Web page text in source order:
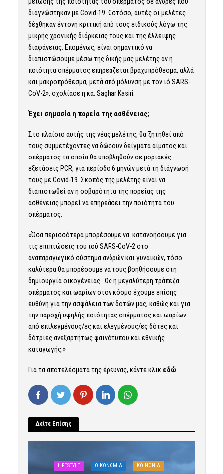
μείωσης της ποιότητας του σπέρματος σε άνδρες που
διαγνώστηκαν με Covid-19. Ωστόσο, αυτές οι μελέτες
δέχθηκαν έντονη κριτική από τους ειδικούς λόγω της
μικρής χρονικής διάρκειας τους και της έλλειψης
διαφάνειας. Επομένως, είναι σημαντικό να
διαπιστώσουμε μέσω της δικής μας μελέτης αν η
ποιότητα σπέρματος επηρεάζεται βραχυπρόθεσμα, αλλά
και μακροπρόθεσμα, μετά από μόλυνση με τον ιό SARS-
CoV-2», σχολίασε η κα. Saghar Kasiri.
Έχει σημασία η πορεία της ασθένειας;
Στο πλαίσιο αυτής της νέας μελέτης, θα ζητηθεί από
τους συμμετέχοντες να δώσουν δείγματα αίματος και
σπέρματος τα οποία θα υποβληθούν σε μοριακές
εξετάσεις PCR, για περίοδο 6 μηνών μετά τη διάγνωσή
τους με Covid-19. Σκοπός της μελέτης είναι να
διαπιστωθεί αν η σοβαρότητα της πορείας της
ασθένειας μπορεί να επηρεάσει την ποιότητα του
σπέρματος.
«Όσα περισσότερα μπορέσουμε να κατανοήσουμε για
τις επιπτώσεις του ιού SARS-CoV-2 στο
αναπαραγωγικό σύστημα ανδρών και γυναικών, τόσο
καλύτερα θα μπορέσουμε να τους βοηθήσουμε στη
δημιουργία οικογένειας. Ως η μεγαλύτερη τράπεζα
σπέρματος και ωαρίων στον κόσμο έχουμε επίσης
ευθύνη για την ασφάλεια των δοτών μας, καθώς και για
την παροχή υψηλής ποιότητας σπέρματος και ωαρίων
από επιλεγμένους/ες και ελεγμένους/ες δότες και
δότριες ανεξαρτήτως φαινότυπου και εθνικής
καταγωγής.»
Για τα αποτελέσματα της έρευνας, κάντε κλικ εδώ
Δείτε Επίσης
LIFESTYLE OIKONOMIA ΚΟΙΝΩΝΙΑ